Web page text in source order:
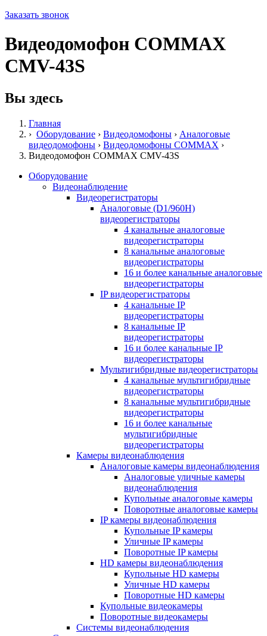
Заказать звонок
Видеодомофон COMMAX
CMV-43S
Вы здесь
Главная
› Оборудование › Видеодомофоны › Аналоговые
видеодомофоны › Видеодомофоны COMMAX ›
Видеодомофон COMMAX CMV-43S
Оборудование
Видеонаблюдение
Видеорегистраторы
Аналоговые (D1/960H)
видеорегистраторы
4 канальные аналоговые
видеорегистраторы
8 канальные аналоговые
видеорегистраторы
16 и более канальные аналоговые
видеорегистраторы
IP видеорегистраторы
4 канальные IP
видеорегистраторы
8 канальные IP
видеорегистраторы
16 и более канальные IP
видеорегистраторы
Мультигибридные видеорегистраторы
4 канальные мультигибридные
видеорегистраторы
8 канальные мультигибридные
видеорегистраторы
16 и более канальные
мультигибридные
видеорегистраторы
Камеры видеонаблюдения
Аналоговые камеры видеонаблюдения
Аналоговые уличные камеры
видеонаблюдения
Купольные аналоговые камеры
Поворотные аналоговые камеры
IP камеры видеонаблюдения
Купольные IP камеры
Уличные IP камеры
Поворотные IP камеры
HD камеры видеонаблюдения
Купольные HD камеры
Уличные HD камеры
Поворотные HD камеры
Купольные видеокамеры
Поворотные видеокамеры
Системы видеонаблюдения